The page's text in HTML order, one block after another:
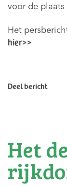
voor de plaats
Het
hier>>
Deel bericht
Het